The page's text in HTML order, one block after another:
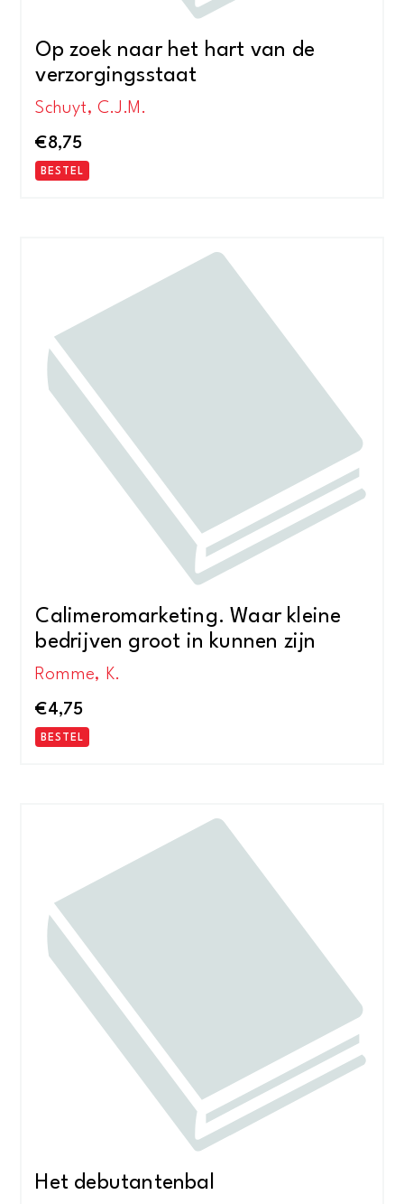
Op zoek naar het hart van de
verzorgingsstaat
Schuyt, C.J.M.
€8,75
BESTEL
Calimeromarketing. Waar kleine
bedrijven groot in kunnen zijn
Romme, K.
€4,75
BESTEL
Het debutantenbal